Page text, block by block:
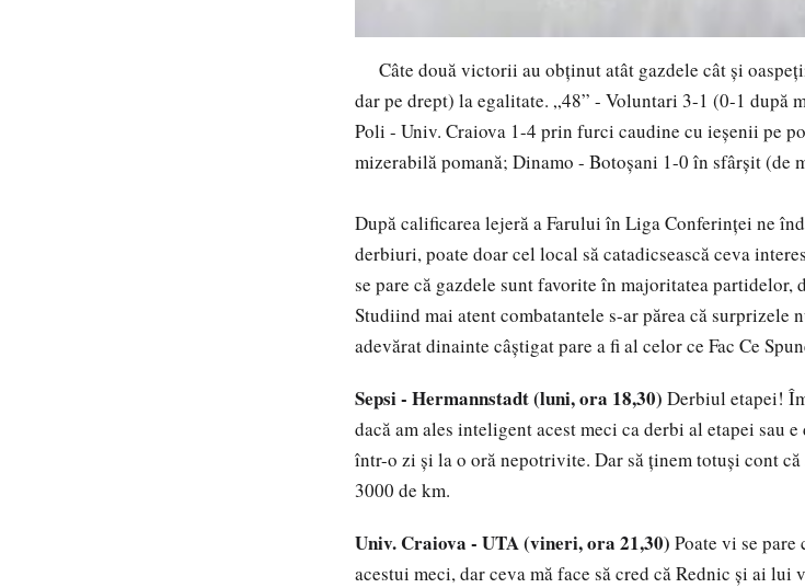
Câte două victorii au obținut atât gazdele cât și
dar pe drept) la egalitate. „48” - Voluntari 3-1 (0-1 după
Poli - Univ. Craiova 1-4 prin furci caudine cu ieșenii pe
mizerabilă pomană; Dinamo - Botoșani 1-0 în sfârșit (de
După calificarea lejeră a Farului în Liga Conferinței ne
derbiuri, poate doar cel local să catadicsească ceva
se pare că gazdele sunt favorite în majoritatea partidelor,
Studiind mai atent combatantele s-ar părea că surprizele
adevărat dinainte câștigat pare a fi al celor ce Fac Ce
Sepsi - Hermannstadt (luni, ora 18,30) Derbiul etapei!
dacă am ales inteligent acest meci ca derbi al etapei sau
într-o zi și la o oră nepotrivite. Dar să ținem totuși cont
3000 de km.
Univ. Craiova - UTA (vineri, ora 21,30) Poate vi se
acestui meci, dar ceva mă face să cred că Rednic și ai lui